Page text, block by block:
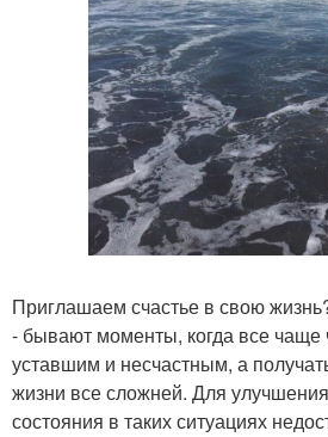
Приглашаем счастье в свою
- бывают моменты, когда все чаще
уставшим и несчастным, а
жизни все сложней. Для
состояния в таких ситуациях